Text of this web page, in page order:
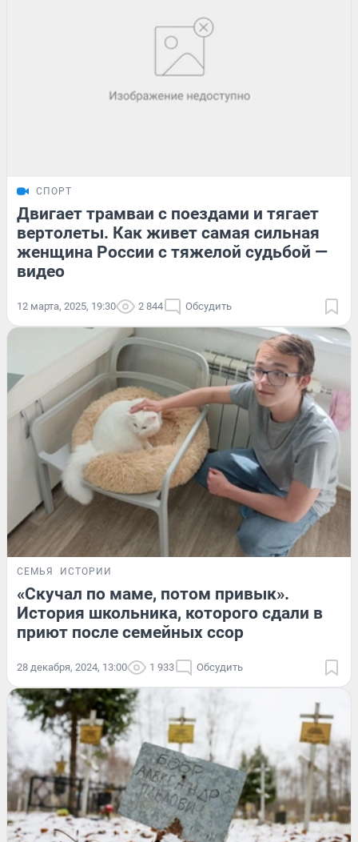
СПОРТ
Двигает трамваи с поездами и тягает
вертолеты. Как живет самая сильная
женщина России с тяжелой судьбой —
видео
12 марта, 2025, 19:30 2 844 Обсудить
СЕМЬЯ ИСТОРИИ
«Скучал по маме, потом привык».
История школьника, которого сдали в
приют после семейных ссор
28 декабря, 2024, 13:00 1 933 Обсудить